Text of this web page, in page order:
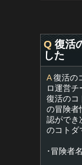
Q 復活
した
A復活の
ロ運営チ
復活のコ
の冒険者
認ができ
のコトダ
･冒険者名